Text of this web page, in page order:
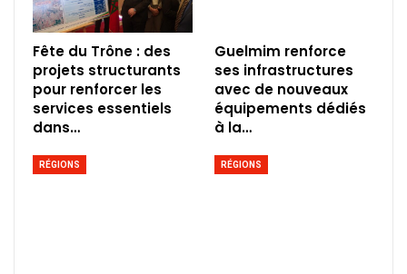
Fête du Trône : des
projets structurants
pour renforcer les
services essentiels
dans…
Guelmim renforce
ses infrastructures
avec de nouveaux
équipements dédiés
à la…
RÉGIONS RÉGIONS